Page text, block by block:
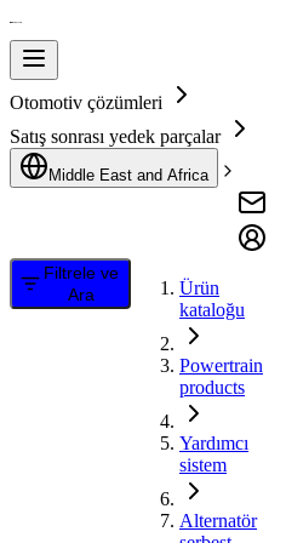
Otomotiv çözümleri
Satış sonrası yedek parçalar
Middle East and Africa
Filtrele ve
Ara
Ürün
kataloğu
Powertrain
products
Yardımcı
sistem
Alternatör